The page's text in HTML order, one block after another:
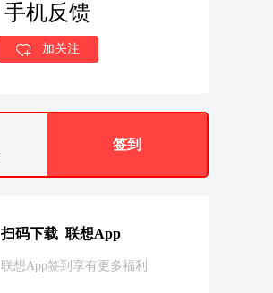
手机反馈
加关注
签到
扫码下载 联想App
联想App签到享有更多福利